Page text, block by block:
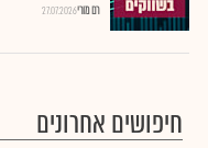
27.07.2026רם מורי
חיפושים אחרונים